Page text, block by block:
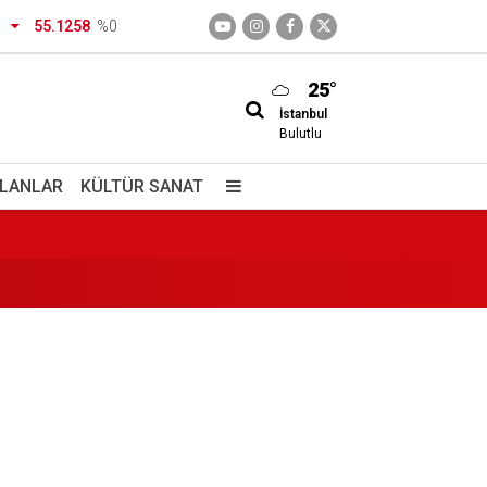
55.1258 %0
25°
İstanbul
Bulutlu
KÜLTÜR SANAT
sohbet ettim
kanaatindeyim